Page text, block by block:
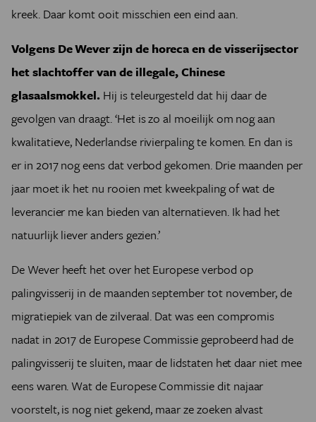
kreek. Daar komt ooit misschien een eind aan.
Volgens De Wever zijn de horeca en de visserijsector
het slachtoffer van de illegale, Chinese
glasaalsmokkel. Hij is teleurgesteld dat hij daar de
gevolgen van draagt. ‘Het is zo al moeilijk om nog aan
kwalitatieve, Nederlandse rivierpaling te komen. En dan is
er in 2017 nog eens dat verbod gekomen. Drie maanden per
jaar moet ik het nu rooien met kweekpaling of wat de
leverancier me kan bieden van alternatieven. Ik had het
natuurlijk liever anders gezien.’
De Wever heeft het over het Europese verbod op
palingvisserij in de maanden september tot november, de
migratiepiek van de zilveraal. Dat was een compromis
nadat in 2017 de Europese Commissie geprobeerd had de
palingvisserij te sluiten, maar de lidstaten het daar niet mee
eens waren. Wat de Europese Commissie dit najaar
voorstelt, is nog niet gekend, maar ze zoeken alvast